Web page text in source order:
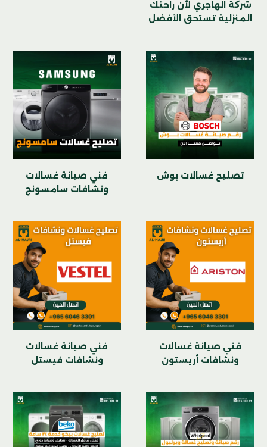
شركة الهاجري لأن راحتك
المنزلية تستحق الأفضل
تصليح غسالات بوش
فني صيانة غسالات
ونشافات سامسونج
فني صيانة غسالات
ونشافات أريستون
فني صيانة غسالات
ونشافات فيستل